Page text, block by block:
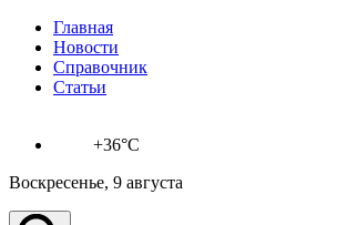
Главная
Новости
Справочник
Статьи
+36°C
Воскресенье, 9 августа